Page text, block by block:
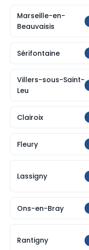
Marseille-en-
Beauvaisis
Sérifontaine
Villers-sous-Saint-
Leu
Clairoix
Fleury
Lassigny
Ons-en-Bray
Rantigny